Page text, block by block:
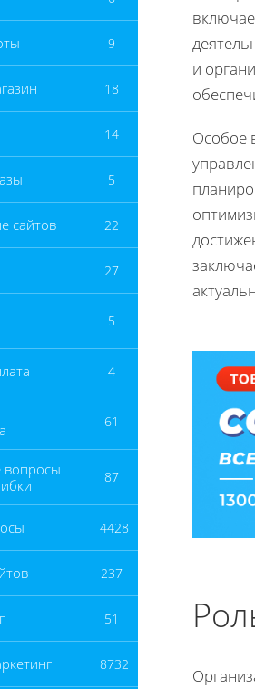
9
18
14
5
сайтов 22
27
5
4
61
вопросы
87
4428
237
51
8732
и
Особое